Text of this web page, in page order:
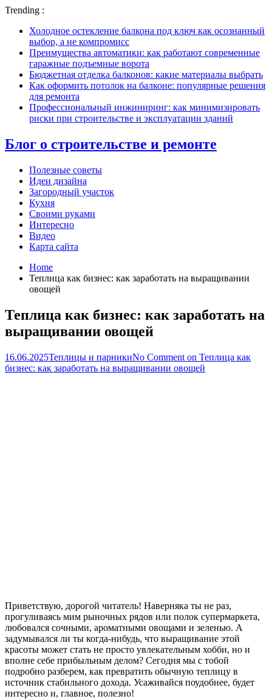
Trending :
Холодное остекление балкона под ключ как осознанный
выбор, а не компромисс
Преимущества автоматики: как работают современные
гаражные подъемные ворота
Бюджетная отделка балконов: какие материалы выбрать
Как оформить потолок на балконе: популярные решения
для ремонта
Профессиональный инжиниринг: как минимизировать
риски при строительстве и эксплуатации зданий
Блог о строительстве и ремонте
Полезные советы
Идеи дизайна
Загородный участок
Кухня
Своими руками
Интересно
Видео
Карта сайта
Home
Теплица как бизнес: как заработать на выращивании
овощей
Теплица как бизнес: как заработать на
выращивании овощей
16.06.2025Теплицы и парникиNo Comment on Теплица как
бизнес: как заработать на выращивании овощей
Приветствую, дорогой читатель! Наверняка ты не раз,
прогуливаясь мим рыночных рядов или полок супермаркета,
любовался сочными, ароматными овощами и зеленью. А
задумывался ли ты когда-нибудь, что выращивание этой
красоты может стать не просто увлекательным хобби, но и
вполне себе прибыльным делом? Сегодня мы с тобой
подробно разберем, как превратить обычную теплицу в
источник стабильного дохода. Усаживайся поудобнее, будет
интересно и, главное, полезно!